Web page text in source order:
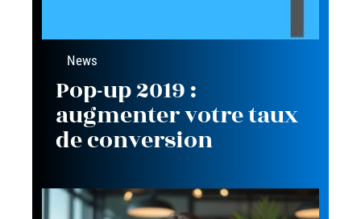
News
Pop-up 2019 :
augmenter votre taux
de conversion